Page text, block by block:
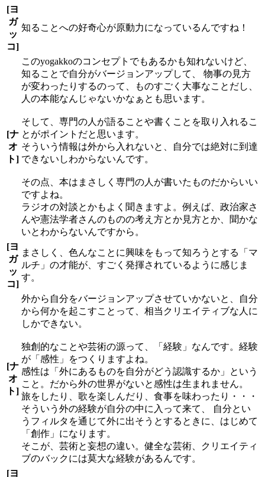
[ヨ
ガ
ッ
コ]
知ることへの好奇心が原動力になっているんですね！
[ナ
オ
ト]
このyogakkoのコンセプトでもあるかも知れないけど、
知ることで自分がバージョンアップして、 物事の見方
が変わったりするのって、ものすごく大事なことだし、
人の本能なんじゃないかなぁとも思います。
そして、専門の人が語ることや書くことを取り入れるこ
とがポイントだと思います。
そういう情報は外から入れないと、自分では絶対に到達
できないしわからないんです。
その点、本はまさしく専門の人が書いたものだからいい
ですよね。
ラジオの対談とかもよく聞きますよ。例えば、政治家さ
んや憲法学者さんのものの考え方とか見方とか、聞かな
いとわからないんですから。
[ヨ
ガ
ッ
コ]
まさしく、色んなことに興味をもって知ろうとする「マ
ルチ」の才能が、すごく発揮されているように感じま
す。
[ナ
オ
ト]
外から自分をバージョンアップさせていかないと、自分
から何かを起こすことって、相当クリエイティブな人に
しかできない。
独創的なことや芸術の源って、「経験」なんです。経験
が「感性」をつくりますよね。
感性は「外にあるものを自分がどう認識するか」という
こと。だから外の世界がないと感性は生まれません。
旅をしたり、歌を楽しんだり、食事を味わったり・・・
そういう外の経験が自分の中に入って来て、 自分とい
うフィルタを通じて外に出そうとするときに、はじめて
「創作」になります。
そこが、芸術と妄想の違い。健全な芸術、クリエイティ
ブのバックには莫大な経験があるんです。
[ヨ